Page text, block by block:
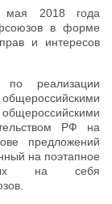
мая 2018 года
в форме
и интересов
реализации
РФ на
предложений
на поэтапное
на себя